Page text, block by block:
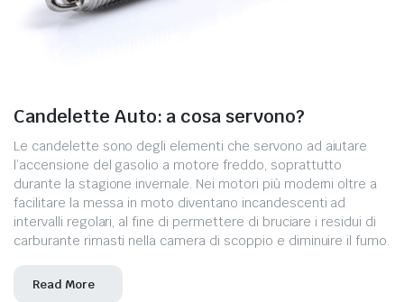
Candelette Auto: a cosa servono?
Le candelette sono degli elementi che servono ad aiutare
l’accensione del gasolio a motore freddo, soprattutto
durante la stagione invernale. Nei motori più moderni oltre a
facilitare la messa in moto diventano incandescenti ad
intervalli regolari, al fine di permettere di bruciare i residui di
carburante rimasti nella camera di scoppio e diminuire il fumo.
Read More